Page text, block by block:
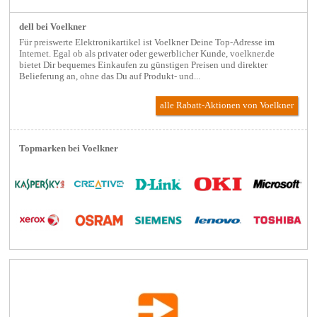
dell bei Voelkner
Für preiswerte Elektronikartikel ist Voelkner Deine Top-Adresse im
Internet. Egal ob als privater oder gewerblicher Kunde, voelkner.de
bietet Dir bequemes Einkaufen zu günstigen Preisen und direkter
Belieferung an, ohne das Du auf Produkt- und...
alle Rabatt-Aktionenvon Voelkner
Topmarken bei Voelkner